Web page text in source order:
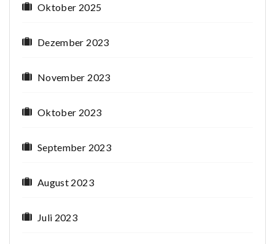
Oktober 2025
Dezember 2023
November 2023
Oktober 2023
September 2023
August 2023
Juli 2023